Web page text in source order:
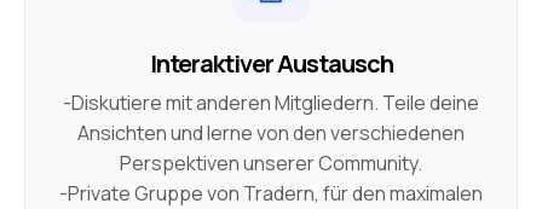
Interaktiver Austausch
-Diskutiere mit anderen Mitgliedern. Teile deine
Ansichten und lerne von den verschiedenen
Perspektiven unserer Community.
-Private Gruppe von Tradern, für den maximalen